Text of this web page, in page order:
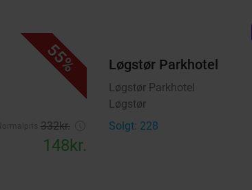
55%
332kr.
148kr.
Løgstør Parkhotel
Løgstør Parkhotel
Løgstør
Solgt: 228